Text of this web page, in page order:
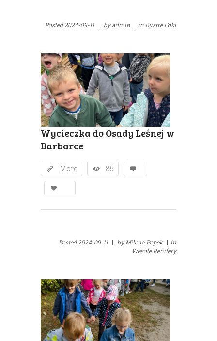
Posted2024-09-11 | byadmin | in Bystre Foki
Wycieczka do Osady Leśnej w
Barbarce
More 85
Posted2024-09-11 | byMilena Popek | in
Wesołe Renifery